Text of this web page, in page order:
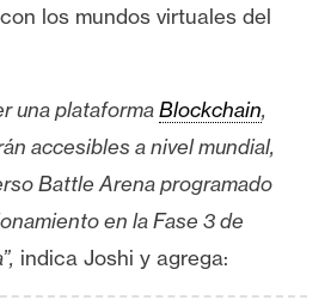
los mundos virtuales del
una plataformaBlockchain,
accesibles a nivel mundial,
Battle Arena programado
en la Fase 3 de
indica Joshi y agrega: